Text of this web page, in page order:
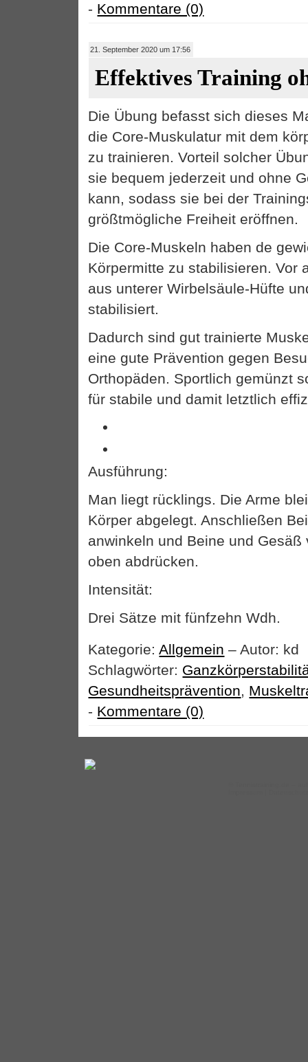
- Kommentare (0)
21. September 2020 um 17:56
Effektives Training
Die Übung befasst sich dieses
die Core-Muskulatur mit dem
zu trainieren. Vorteil solcher
sie bequem jederzeit und ohne
kann, sodass sie bei der
größtmögliche Freiheit eröffnen.
Die Core-Muskeln haben de
Körpermitte zu stabilisieren. Vor
aus unterer Wirbelsäule-Hüfte
stabilisiert.
Dadurch sind gut trainierte
eine gute Prävention gegen
Orthopäden. Sportlich gemünzt
für stabile und damit letztlich
Ausführung:
Man liegt rücklings. Die Arme
Körper abgelegt. Anschließen
anwinkeln und Beine und Gesäß
oben abdrücken.
Intensität:
Drei Sätze mit fünfzehn Wdh.
Kategorie: Allgemein – Autor: kd
Schlagwörter:
Gesundheitsprävention
- Kommentare (0)